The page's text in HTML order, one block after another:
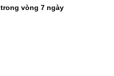
trong vòng 7 ngày